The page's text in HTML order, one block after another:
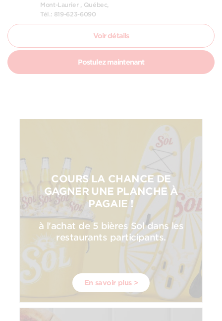
Mont-Laurier , Québec,
Tél.: 819-623-6090
Voir détails
Postulez maintenant
COURS LA CHANCE DE
GAGNER UNE PLANCHE À
PAGAIE !
à l'achat de 5 bières Sol dans les
restaurants participants.
En savoir plus >